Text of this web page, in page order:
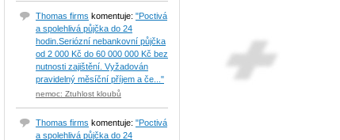
Thomas firms komentuje: "Poctivá
a spolehlivá půjčka do 24
hodin.Seriózní nebankovní půjčka
od 2 000 Kč do 60 000 000 Kč bez
nutnosti zajištění. Vyžadován
pravidelný měsíční příjem a če..."
nemoc: Ztuhlost kloubů
Thomas firms komentuje: "Poctivá
a spolehlivá půjčka do 24